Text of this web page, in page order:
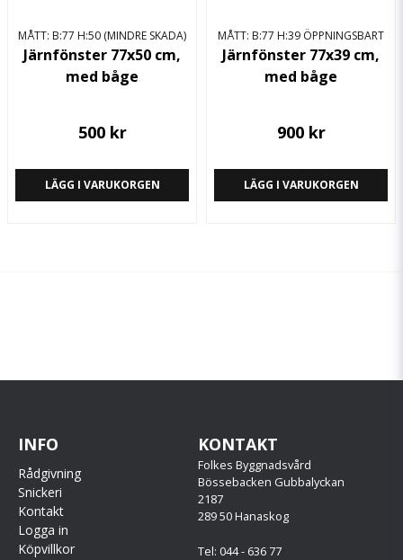
MÅTT: B:77 H:50 (MINDRE SKADA)
Järnfönster 77x50 cm,
med båge
500 kr
LÄGG I VARUKORGEN
MÅTT: B:77 H:39 ÖPPNINGSBART
Järnfönster 77x39 cm,
med båge
900 kr
LÄGG I VARUKORGEN
INFO
Rådgivning
Snickeri
Kontakt
Logga in
Köpvillkor
KONTAKT
Folkes Byggnadsvård
Bössebacken Gubbalyckan
2187
289 50 Hanaskog
Tel: 044 - 636 77